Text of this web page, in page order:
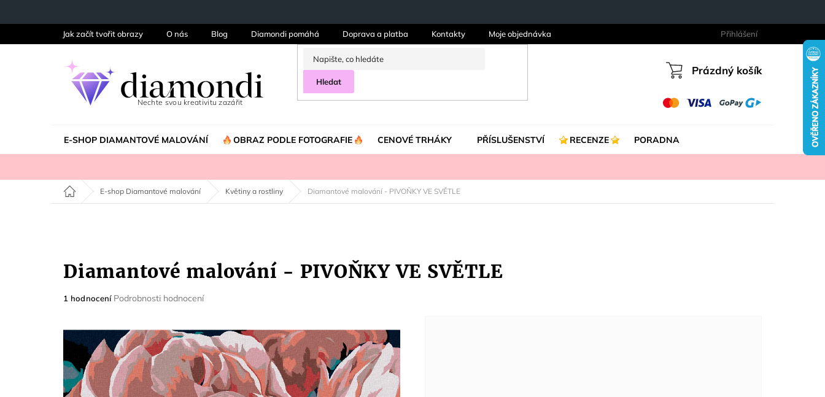
Jak začít tvořit obrazy O nás Blog Diamondi pomáhá Doprava a platba Kontakty Moje objednávka Přihlášení
Hledat
Nákupní
Prázdný košík
E-SHOP DIAMANTOVÉ MALOVÁNÍ OBRAZ PODLE FOTOGRAFIE CENOVÉ TRHÁKY PŘÍSLUŠENSTVÍ RECENZE PORADNA
Domů E-shop Diamantové malování Květiny a rostliny Diamantové malování - PIVOŇKY VE SVĚTLE
Diamantové malování - PIVOŇKY VE SVĚTLE
Průměrné
je
5,0
5
hvězdiček.
1 hodnocení Podrobnosti hodnocení